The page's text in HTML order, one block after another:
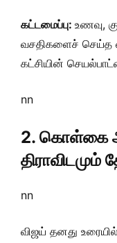
கட்டமைப்பு: உணவு,
வசதிகளைச் செய்த
கட்சியின்
nn
2. கொள்கை
nn
விஜய் தனது